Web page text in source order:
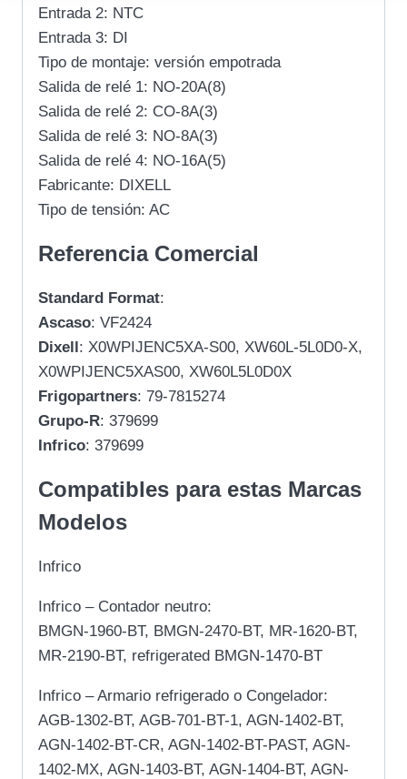
Entrada 2: NTC
Entrada 3: DI
Tipo de montaje: versión empotrada
Salida de relé 1: NO-20A(8)
Salida de relé 2: CO-8A(3)
Salida de relé 3: NO-8A(3)
Salida de relé 4: NO-16A(5)
Fabricante: DIXELL
Tipo de tensión: AC
Referencia Comercial
Standard Format:
Ascaso: VF2424
Dixell: X0WPIJENC5XA-S00, XW60L-5L0D0-X,
X0WPIJENC5XAS00, XW60L5L0D0X
Frigopartners: 79-7815274
Grupo-R: 379699
Infrico: 379699
Compatibles para estas Marcas
Modelos
Infrico
Infrico – Contador neutro:
BMGN-1960-BT, BMGN-2470-BT, MR-1620-BT,
MR-2190-BT, refrigerated BMGN-1470-BT
Infrico – Armario refrigerado o Congelador:
AGB-1302-BT, AGB-701-BT-1, AGN-1402-BT,
AGN-1402-BT-CR, AGN-1402-BT-PAST, AGN-
1402-MX, AGN-1403-BT, AGN-1404-BT, AGN-